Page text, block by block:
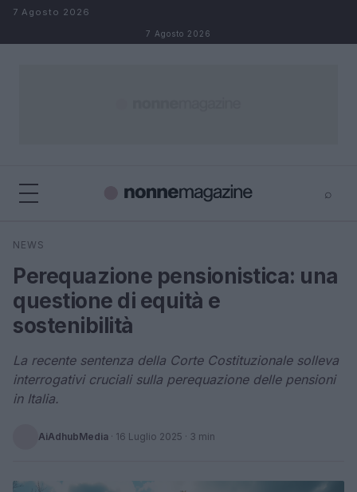
Salta al contenuto
7 Agosto 2026
7 Agosto 2026
⌕
Cerca
NEWS
Perequazione pensionistica: una
questione di equità e
sostenibilità
La recente sentenza della Corte Costituzionale solleva
interrogativi cruciali sulla perequazione delle pensioni
in Italia.
AiAdhubMedia · 16 Luglio 2025 · 3 min